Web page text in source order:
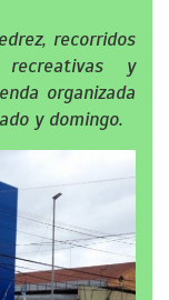
recorridos
recreativas y
organizada
y domingo.